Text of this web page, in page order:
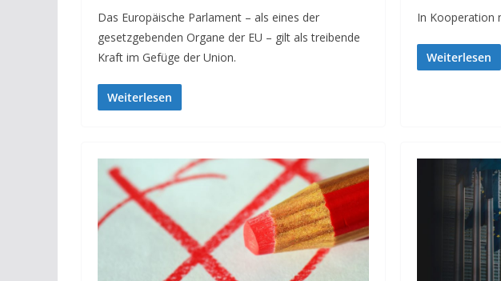
Das Europäische Parlament – als eines der
gesetzgebenden Organe der EU – gilt als treibende
Kraft im Gefüge der Union.
Weiterlesen
In Kooperation
Weiterlesen